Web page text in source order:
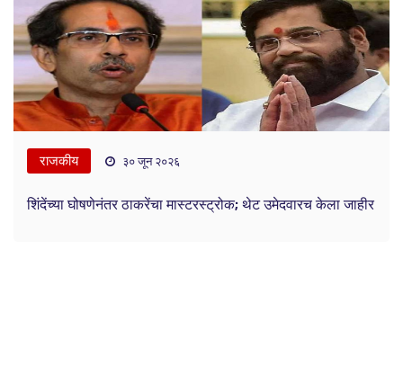
राजकीय ३० जून २०२६
शिंदेंच्या घोषणेनंतर ठाकरेंचा मास्टरस्ट्रोक; थेट उमेदवारच केला जाहीर